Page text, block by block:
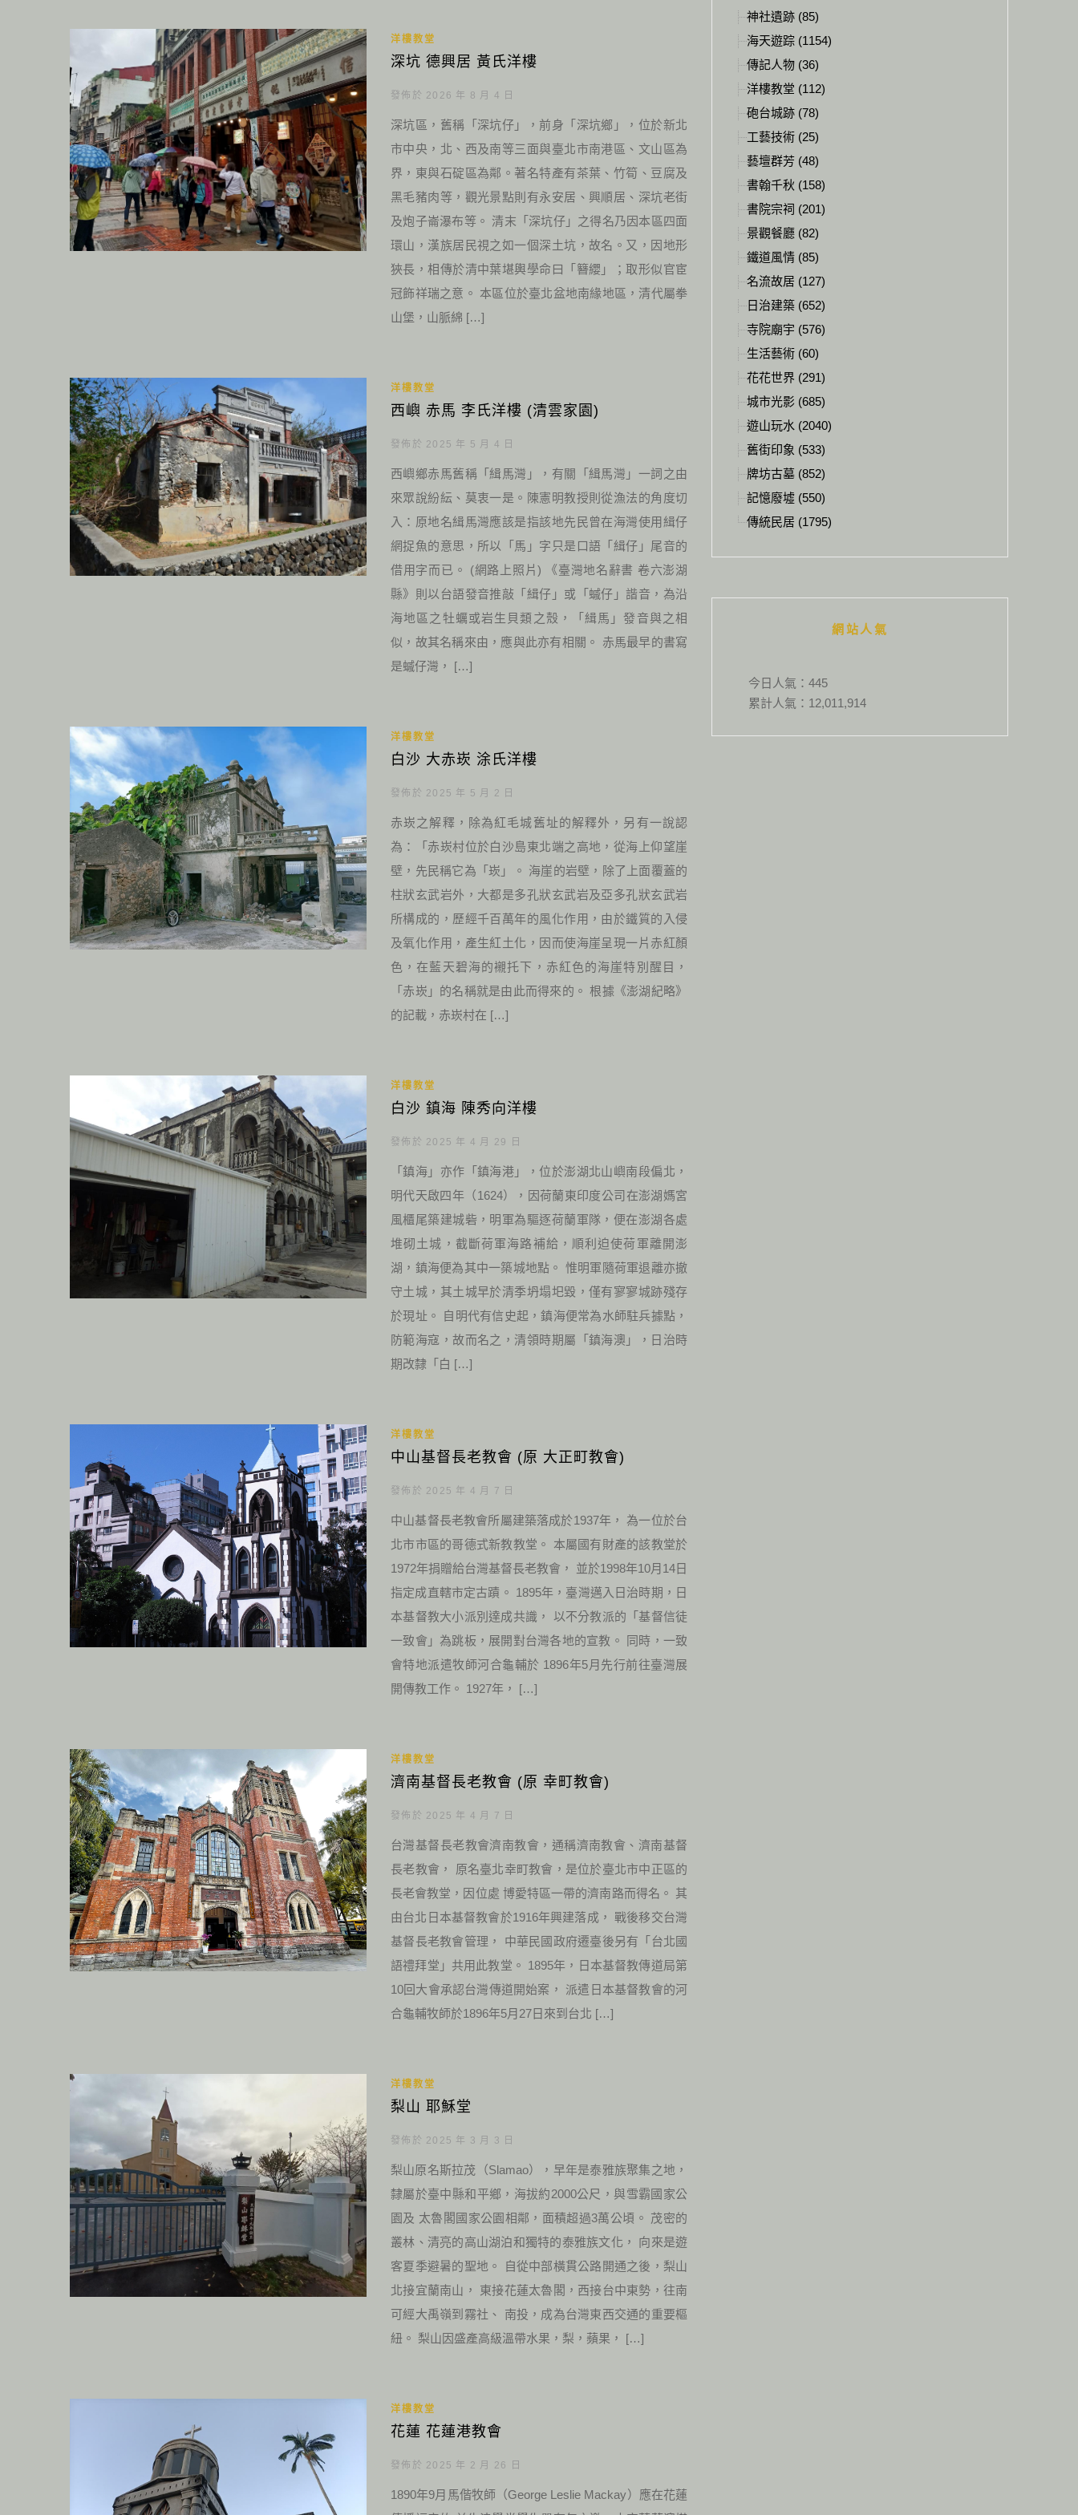
洋樓教堂
深坑 德興居 黃氏洋樓
發佈於 2026 年 8 月 4 日
深坑區，舊稱「深坑仔」，前身「深坑鄉」，位於新北
市中央，北、西及南等三面與臺北市南港區、文山區為
界，東與石碇區為鄰。著名特產有茶葉、竹筍、豆腐及
黑毛豬肉等，觀光景點則有永安居、興順居、深坑老街
及炮子崙瀑布等。 清末「深坑仔」之得名乃因本區四面
環山，漢族居民視之如一個深土坑，故名。又，因地形
狹長，相傳於清中葉堪輿學命曰「簪纓」；取形似官宦
冠飾祥瑞之意。 本區位於臺北盆地南緣地區，清代屬拳
山堡，山脈綿 […]
洋樓教堂
西嶼 赤馬 李氏洋樓 (清雲家園)
發佈於 2025 年 5 月 4 日
西嶼鄉赤馬舊稱「緝馬灣」，有關「緝馬灣」一詞之由
來眾說紛紜、莫衷一是。陳憲明教授則從漁法的角度切
入：原地名緝馬灣應該是指該地先民曾在海灣使用緝仔
網捉魚的意思，所以「馬」字只是口語「緝仔」尾音的
借用字而已。 (網路上照片) 《臺灣地名辭書 卷六澎湖
縣》則以台語發音推敲「緝仔」或「䗩仔」諧音，為沿
海地區之牡蠣或岩生貝類之殼，「緝馬」發音與之相
似，故其名稱來由，應與此亦有相關。 赤馬最早的書寫
是䗩仔灣， […]
洋樓教堂
白沙 大赤崁 涂氏洋樓
發佈於 2025 年 5 月 2 日
赤崁之解釋，除為紅毛城舊址的解釋外，另有一說認
為：「赤崁村位於白沙島東北端之高地，從海上仰望崖
壁，先民稱它為「崁」。 海崖的岩壁，除了上面覆蓋的
柱狀玄武岩外，大都是多孔狀玄武岩及亞多孔狀玄武岩
所構成的，歷經千百萬年的風化作用，由於鐵質的入侵
及氧化作用，產生紅土化，因而使海崖呈現一片赤紅顏
色，在藍天碧海的襯托下，赤紅色的海崖特別醒目，
「赤崁」的名稱就是由此而得來的。 根據《澎湖紀略》
的記載，赤崁村在 […]
洋樓教堂
白沙 鎮海 陳秀向洋樓
發佈於 2025 年 4 月 29 日
「鎮海」亦作「鎮海港」，位於澎湖北山嶼南段偏北，
明代天啟四年（1624），因荷蘭東印度公司在澎湖媽宮
風櫃尾築建城砦，明軍為驅逐荷蘭軍隊，便在澎湖各處
堆砌土城，截斷荷軍海路補給，順利迫使荷軍離開澎
湖，鎮海便為其中一築城地點。 惟明軍隨荷軍退離亦撤
守土城，其土城早於清季坍塌圯毀，僅有寥寥城跡殘存
於現址。 自明代有信史起，鎮海便常為水師駐兵據點，
防範海寇，故而名之，清領時期屬「鎮海澳」，日治時
期改隸「白 […]
洋樓教堂
中山基督長老教會 (原 大正町教會)
發佈於 2025 年 4 月 7 日
中山基督長老教會所屬建築落成於1937年， 為一位於台
北市市區的哥德式新教教堂。 本屬國有財產的該教堂於
1972年捐贈給台灣基督長老教會， 並於1998年10月14日
指定成直轄市定古蹟。 1895年，臺灣邁入日治時期，日
本基督教大小派別達成共識， 以不分教派的「基督信徒
一致會」為跳板，展開對台灣各地的宣教。 同時，一致
會特地派遣牧師河合龜輔於 1896年5月先行前往臺灣展
開傳教工作。 1927年， […]
洋樓教堂
濟南基督長老教會 (原 幸町教會)
發佈於 2025 年 4 月 7 日
台灣基督長老教會濟南教會，通稱濟南教會、濟南基督
長老教會， 原名臺北幸町教會，是位於臺北市中正區的
長老會教堂，因位處 博愛特區一帶的濟南路而得名。 其
由台北日本基督教會於1916年興建落成， 戰後移交台灣
基督長老教會管理， 中華民國政府遷臺後另有「台北國
語禮拜堂」共用此教堂。 1895年，日本基督教傳道局第
10回大會承認台灣傳道開始案， 派遣日本基督教會的河
合龜輔牧師於1896年5月27日來到台北 […]
洋樓教堂
梨山 耶穌堂
發佈於 2025 年 3 月 3 日
梨山原名斯拉茂（Slamao），早年是泰雅族聚集之地，
隸屬於臺中縣和平鄉，海拔約2000公尺，與雪霸國家公
園及 太魯閣國家公園相鄰，面積超過3萬公頃。 茂密的
叢林、清亮的高山湖泊和獨特的泰雅族文化， 向來是遊
客夏季避暑的聖地。 自從中部橫貫公路開通之後，梨山
北接宜蘭南山， 東接花蓮太魯閣，西接台中東勢，往南
可經大禹嶺到霧社、 南投，成為台灣東西交通的重要樞
紐。 梨山因盛產高級溫帶水果，梨，蘋果， […]
洋樓教堂
花蓮 花蓮港教會
發佈於 2025 年 2 月 26 日
1890年9月馬偕牧師（George Leslie Mackay）應在花蓮
神社遺跡 (85)
海天遊踪 (1154)
傳記人物 (36)
洋樓教堂 (112)
砲台城跡 (78)
工藝技術 (25)
藝壇群芳 (48)
書翰千秋 (158)
書院宗祠 (201)
景觀餐廳 (82)
鐵道風情 (85)
名流故居 (127)
日治建築 (652)
寺院廟宇 (576)
生活藝術 (60)
花花世界 (291)
城市光影 (685)
遊山玩水 (2040)
舊街印象 (533)
牌坊古墓 (852)
記憶廢墟 (550)
傳統民居 (1795)
網站人氣
今日人氣： 445
累計人氣： 12,011,914